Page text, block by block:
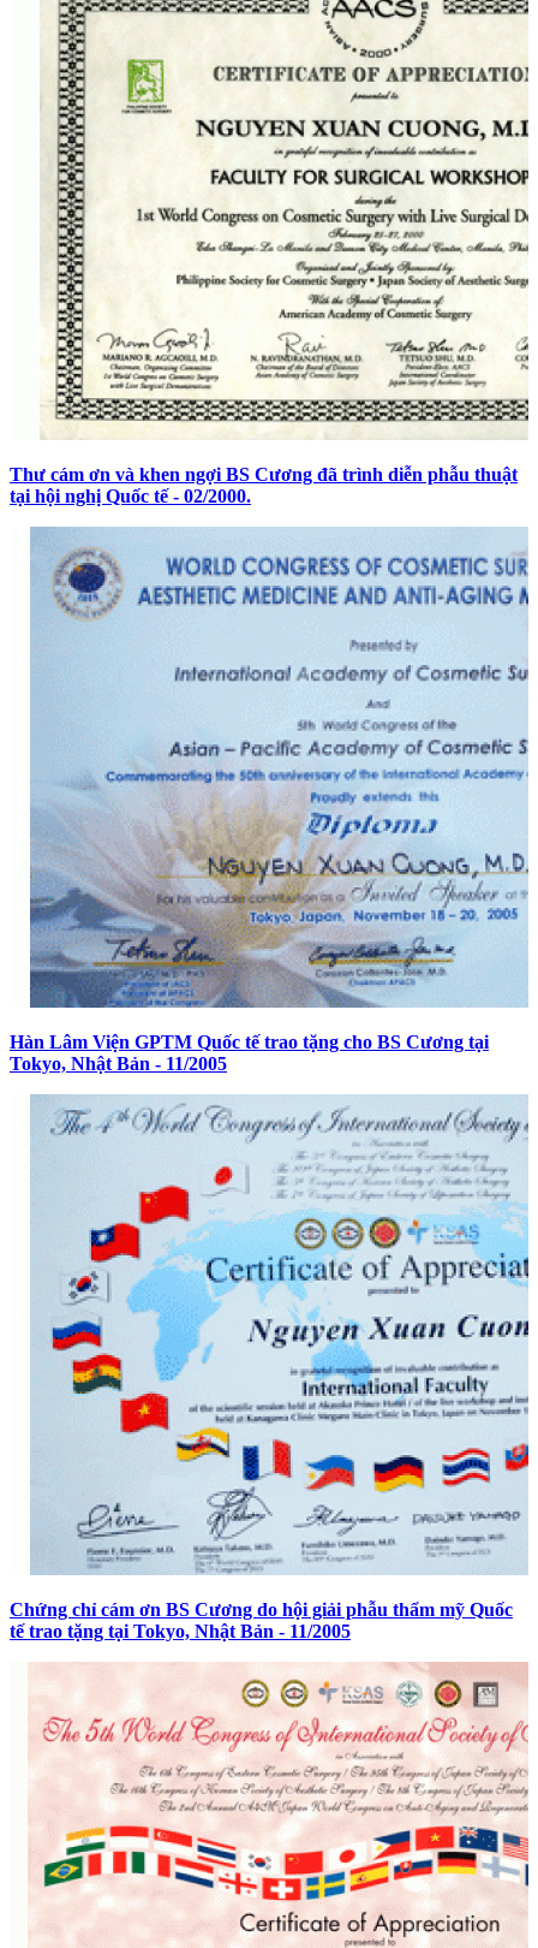
Thư cám ơn và khen ngợi BS Cương đã trình diễn phẫu thuật
tại hội nghị Quốc tế - 02/2000.
Hàn Lâm Viện GPTM Quốc tế trao tặng cho BS Cương tại
Tokyo, Nhật Bản - 11/2005
Chứng chỉ cám ơn BS Cương do hội giải phẫu thẩm mỹ Quốc
tế trao tặng tại Tokyo, Nhật Bản - 11/2005